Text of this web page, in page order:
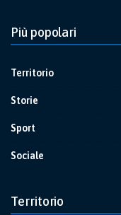
Più popolari
Territorio
Storie
Sport
Sociale
Territorio